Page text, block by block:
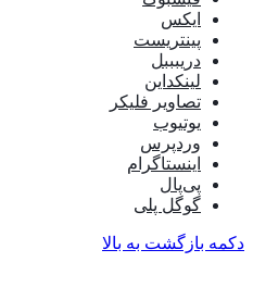
ایکس
پینتریست
دریبببل
لینکداین
تصاویر فلیکر
یوتیوب
وردپرس
اینستاگرام
پی‌پال
گوگل پلی
دکمه بازگشت به بالا